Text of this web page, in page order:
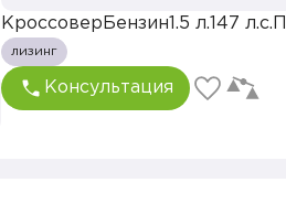
Кроссовер Бензин 1.5 л. 147 л.с.
лизинг
Консультация